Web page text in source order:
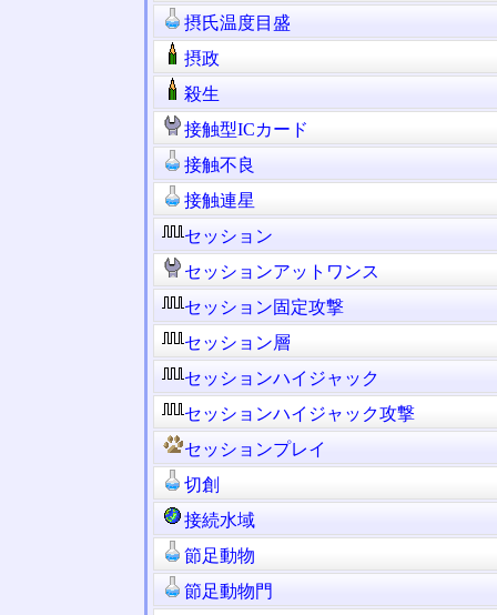
摂氏温度目盛
摂政
殺生
接触型ICカード
接触不良
接触連星
セッション
セッションアットワンス
セッション固定攻撃
セッション層
セッションハイジャック
セッションハイジャック攻撃
セッションプレイ
切創
接続水域
節足動物
節足動物門